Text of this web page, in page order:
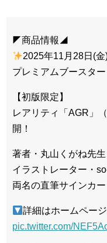
◤商品情報◢
2025年11月28日(金
プレミアムブースタ
【初版限定】
レアリティ「AGR」
開！
著者・丸山くがね先生
イラストレーター・
両名の直筆サインカ
詳細はホームペー
pic.twitter.com/